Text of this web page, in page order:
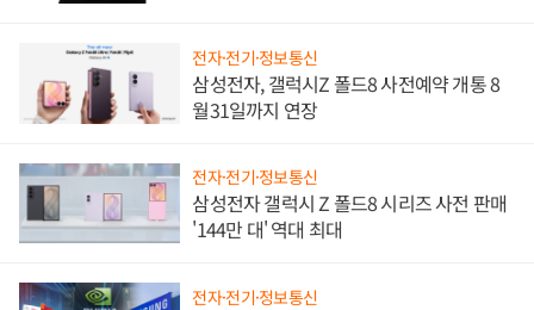
전자·전기·정보통신
삼성전자, 갤럭시Z 폴드8 사전예약 개통 8
월31일까지 연장
전자·전기·정보통신
삼성전자 갤럭시 Z 폴드8 시리즈 사전 판매
'144만 대' 역대 최대
전자·전기·정보통신